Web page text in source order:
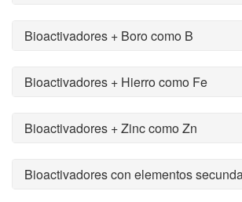
Bioactivadores + Boro como B
Bioactivadores + Hierro como Fe
Bioactivadores + Zinc como Zn
Bioactivadores con elementos